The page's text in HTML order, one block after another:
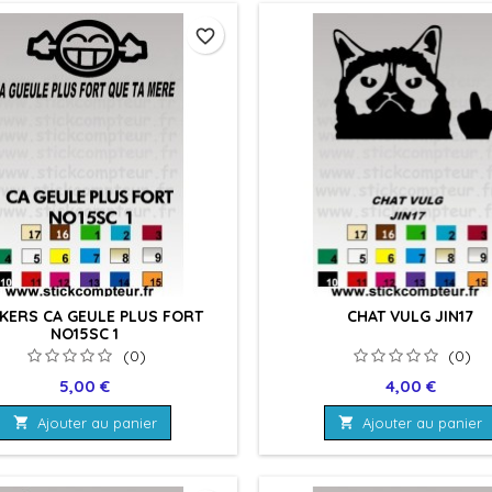
CA GEULE PLUS FORT
NO15SC 1
(0)
Prix
5,00 €
 Ajouter au panier
favorite_border
CHAT VULG JIN17
(0)
Prix
4,00 €
 Ajouter au panier